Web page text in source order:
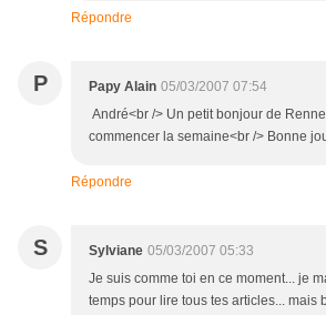
Répondre
P Papy Alain 05/03/2007 07:54
André<br /> Un petit bonjour de
commencer la semaine<br /> Bonne
Répondre
S Sylviane 05/03/2007 05:33
Je suis comme toi en ce moment... je
temps pour lire tous tes articles... mais